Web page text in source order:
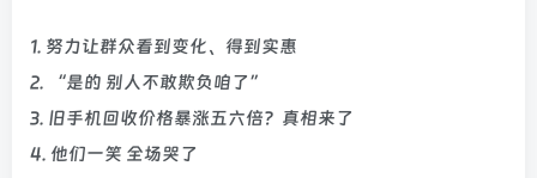
1. 努力让群众看到变化、得到实惠
2. “是的 别人不敢欺负咱了”
3. 旧手机回收价格暴涨五六倍？真相来了
4. 他们一笑 全场哭了